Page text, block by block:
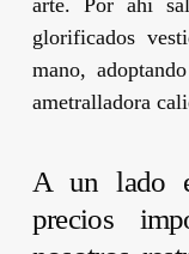
arte. Por ahí
glorificados
mano,
ametralladora
A un lado
precios